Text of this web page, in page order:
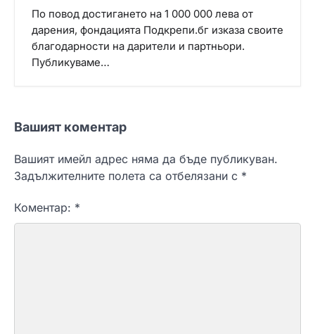
По повод достигането на 1 000 000 лева от
дарения, фондацията Подкрепи.бг изказа своите
благодарности на дарители и партньори.
Публикуваме…
Вашият коментар
Вашият имейл адрес няма да бъде публикуван.
Задължителните полета са отбелязани с *
Коментар: *